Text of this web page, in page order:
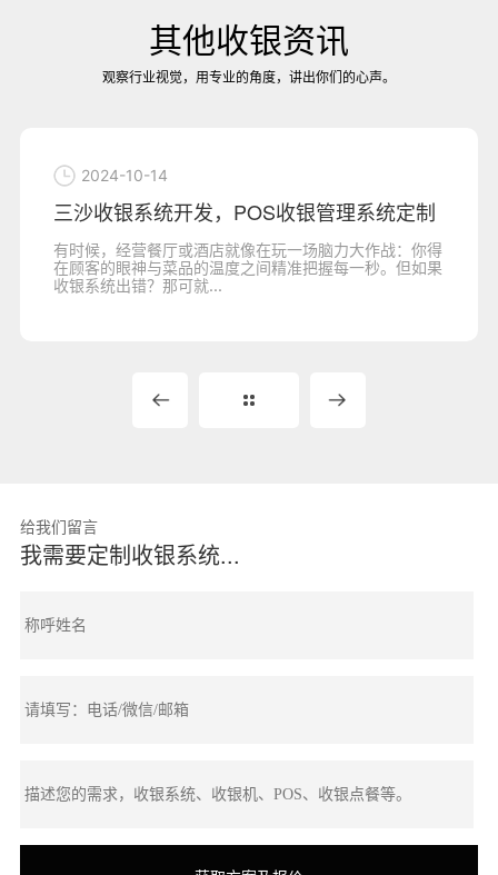
其他收银资讯
观察行业视觉，用专业的角度，讲出你们的心声。
2024-10-14
三沙收银系统开发，POS收银管理系统定制
有时候，经营餐厅或酒店就像在玩一场脑力大作战：你得
在顾客的眼神与菜品的温度之间精准把握每一秒。但如果
收银系统出错？那可就...
给我们留言
我需要定制收银系统...